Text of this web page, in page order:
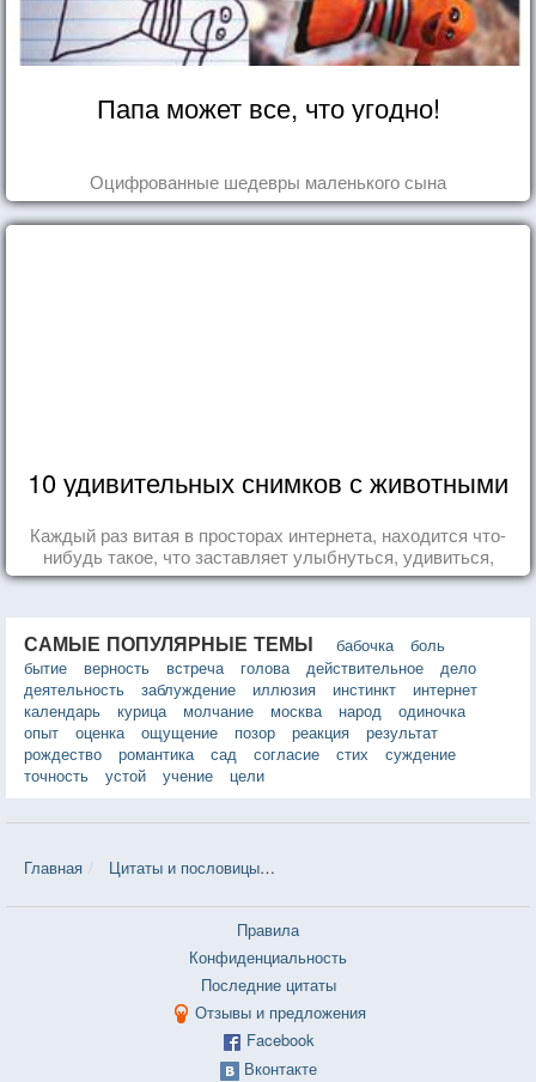
Папа может все, что угодно!
Оцифрованные шедевры маленького сына
10 удивительных снимков с животными
Каждый раз витая в просторах интернета, находится что-
нибудь такое, что заставляет улыбнуться, удивиться,
восхититься...
САМЫЕ ПОПУЛЯРНЫЕ ТЕМЫ бабочка
боль
бытие
верность встреча голова действительное
дело
деятельность
заблуждение иллюзия инстинкт
интернет
календарь
курица молчание москва народ
одиночка
опыт
оценка ощущение позор реакция
результат
рождество
романтика сад согласие стих
суждение
точность
устой учение цели
Главная Цитаты и пословицы
Правила
Конфиденциальность
Последние цитаты
Отзывы и предложения
Facebook
Вконтакте